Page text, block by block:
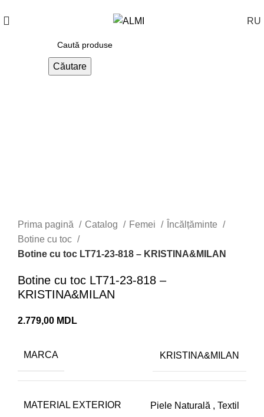
RU
Căutare
Prima pagină Catalog Femei
Încălțăminte
Botine cu toc
Botine cu toc LT71-23-818 – KRISTINA&MILAN
Botine cu toc LT71-23-818 –
KRISTINA&MILAN
MDL
MARCA KRISTINA&MILAN
MATERIAL EXTERIOR Piele Naturală , Textil